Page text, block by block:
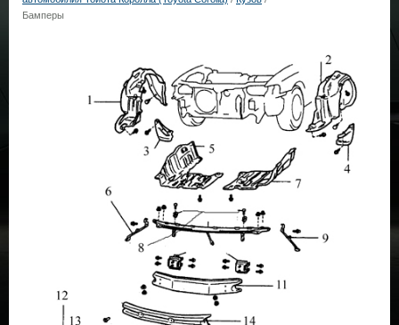
Бамперы